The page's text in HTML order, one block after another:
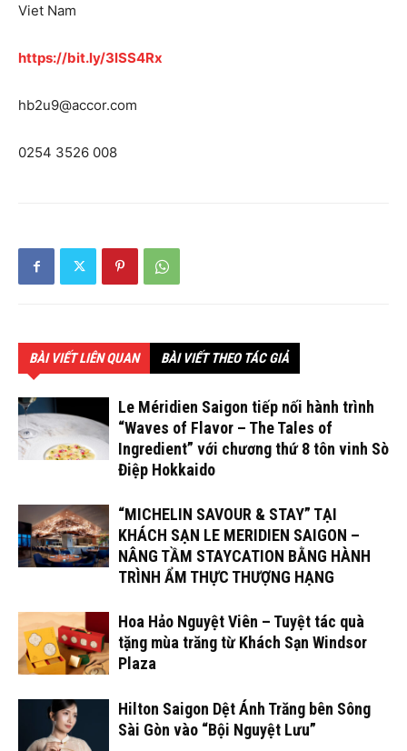
Viet Nam
https://bit.ly/3lSS4Rx
hb2u9@accor.com
0254 3526 008
BÀI VIẾT LIÊN QUAN BÀI VIẾT THEO TÁC GIẢ
Le Méridien Saigon tiếp nối hành trình
“Waves of Flavor – The Tales of
Ingredient” với chương thứ 8 tôn vinh Sò
Điệp Hokkaido
“MICHELIN SAVOUR & STAY” TẠI
KHÁCH SẠN LE MERIDIEN SAIGON –
NÂNG TẦM STAYCATION BẰNG HÀNH
TRÌNH ẨM THỰC THƯỢNG HẠNG
Hoa Hảo Nguyệt Viên – Tuyệt tác quà
tặng mùa trăng từ Khách Sạn Windsor
Plaza
Hilton Saigon Dệt Ánh Trăng bên Sông
Sài Gòn vào “Bội Nguyệt Lưu”